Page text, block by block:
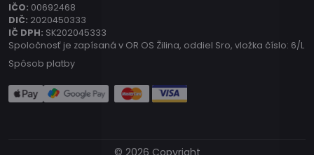
IČO: 00692468
DIČ: 2020450333
IČ DPH: SK202045333
Spoločnosť je zapísaná v OR OS Žilina, oddiel Sro, vložka číslo: 6/L
Spôsob platby
© 2026 Copyright